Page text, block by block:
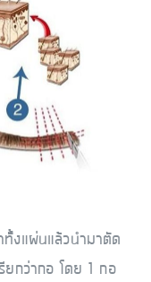
งแผ่นแล้วนำมาตัด
ยกว่ากอ โดย 1 กอ